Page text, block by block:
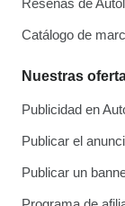
Reseñas de
Catálogo de
Nuestras
Publicidad en
Publicar el
Publicar un